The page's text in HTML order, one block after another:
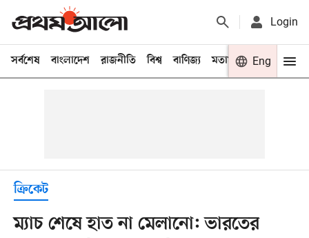
Login
সর্বশেষ বাংলাদেশ রাজনীতি বিশ্ব বাণিজ্য মতামত খেলা
Eng
ক্রিকেট
ম্যাচ শেষে হাত না মেলানো: ভারতের